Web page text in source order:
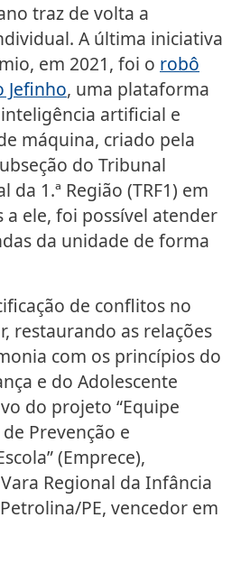
traz de volta a
A última iniciativa
em 2021, foi o robô
Jefinho, uma plataforma
artificial e
máquina, criado pela
do Tribunal
da 1.ª Região (TRF1) em
a ele, foi possível atender
da unidade de forma
de conflitos no
restaurando as relações
com os princípios do
e do Adolescente
do projeto “Equipe
Prevenção e
(Emprece),
Regional da Infância
PE, vencedor em